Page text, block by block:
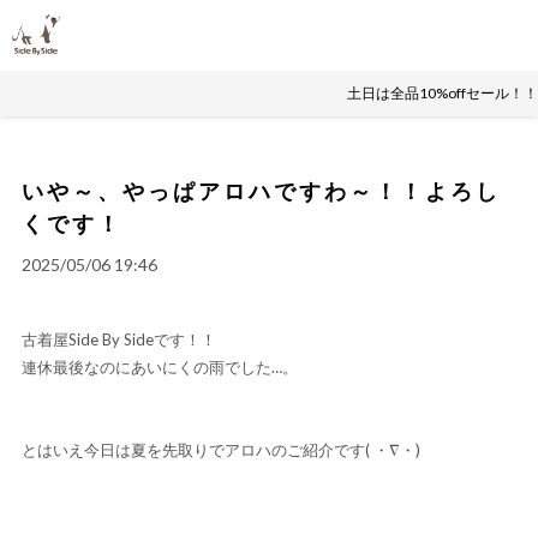
土日は全品10%offセール！
いや～、やっぱアロハですわ～！！よろし
くです！
2025/05/06 19:46
古着屋Side By Sideです！！
連休最後なのにあいにくの雨でした…。
とはいえ今日は夏を先取りでアロハのご紹介です( ・∇・)